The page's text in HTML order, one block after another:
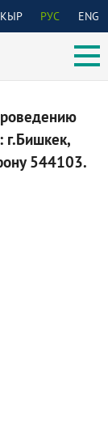
КЫР РУС ENG
г.Бишкек,
544103.